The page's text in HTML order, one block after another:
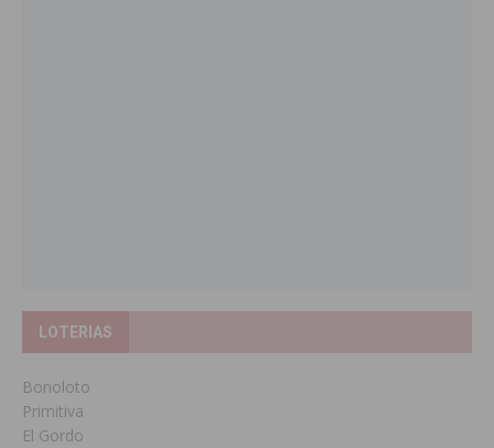
LOTERIAS
Bonoloto
Primitiva
El Gordo